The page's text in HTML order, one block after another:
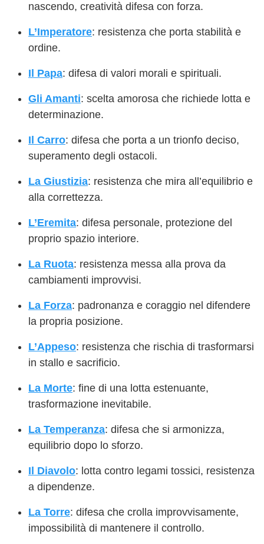
nascendo, creatività difesa con forza.
L’Imperatore: resistenza che porta stabilità e
ordine.
Il Papa: difesa di valori morali e spirituali.
Gli Amanti: scelta amorosa che richiede lotta e
determinazione.
Il Carro: difesa che porta a un trionfo deciso,
superamento degli ostacoli.
La Giustizia: resistenza che mira all’equilibrio e
alla correttezza.
L’Eremita: difesa personale, protezione del
proprio spazio interiore.
La Ruota: resistenza messa alla prova da
cambiamenti improvvisi.
La Forza: padronanza e coraggio nel difendere
la propria posizione.
L’Appeso: resistenza che rischia di trasformarsi
in stallo e sacrificio.
La Morte: fine di una lotta estenuante,
trasformazione inevitabile.
La Temperanza: difesa che si armonizza,
equilibrio dopo lo sforzo.
Il Diavolo: lotta contro legami tossici, resistenza
a dipendenze.
La Torre: difesa che crolla improvvisamente,
impossibilità di mantenere il controllo.